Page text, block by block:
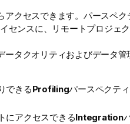
アクセスできます。パースペク
センスに、リモートプロジェク
ータクオリティおよびデータ管
できるProfilingパースペクティ
にアクセスできるIntegration